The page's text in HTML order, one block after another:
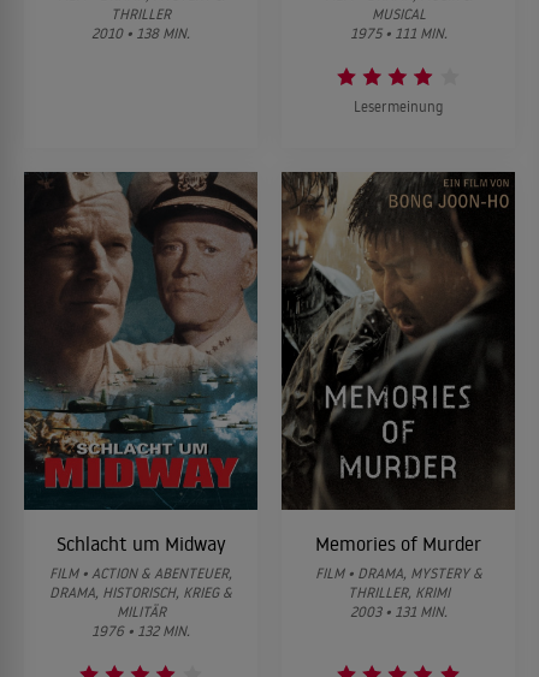
THRILLER
2010 • 138 MIN.
MUSICAL
1975 • 111 MIN.
Lesermeinung
Schlacht um Midway
FILM • ACTION & ABENTEUER,
DRAMA, HISTORISCH, KRIEG &
MILITÄR
1976 • 132 MIN.
Memories of Murder
FILM • DRAMA, MYSTERY &
THRILLER, KRIMI
2003 • 131 MIN.